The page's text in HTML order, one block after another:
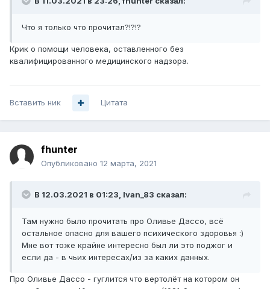
Что я только что прочитал?!?!?
Крик о помощи человека, оставленного без
квалифицированного медицинского надзора.
Вставить ник Цитата
fhunter
Опубликовано 12 марта, 2021
В 12.03.2021 в 01:23, Ivan_83 сказал:
Там нужно было прочитать про Оливье Дассо, всё
остальное опасно для вашего психического здоровья :)
Мне вот тоже крайне интересно был ли это поджог и
если да - в чьих интересах/из за каких данных.
Про Оливье Дассо - гуглится что вертолёт на котором он